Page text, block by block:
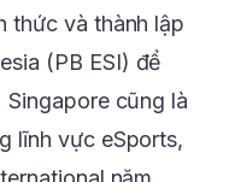
thức và thành lập
(PB ESI) để
cũng là
lĩnh vực eSports,